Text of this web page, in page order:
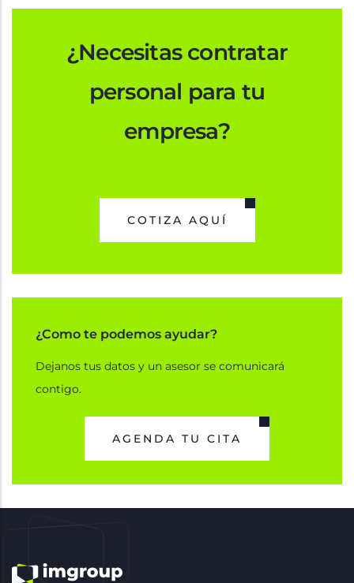
¿Necesitas contratar
personal para tu
empresa?
COTIZA AQUÍ
¿Como te podemos ayudar?
Dejanos tus datos y un asesor se comunicará
contigo.
AGENDA TU CITA